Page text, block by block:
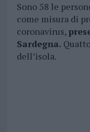
Sono 58 le
come misura di
coronavirus,
Sardegna.
dell’isola.